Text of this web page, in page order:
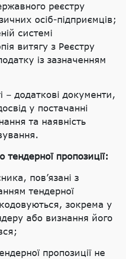
реєстру
осіб-підприємців;
системі
витягу з Реєстру
із зазначенням
додаткові документи,
у постачанні
та наявність
тендерної пропозиції:
пов’язані з
тендерної
зокрема у
або визнання його
пропозиції не